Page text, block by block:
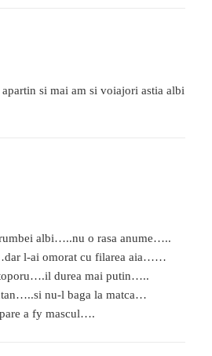
si mai am si voiajori astia albi
albi…..nu o rasa anume…..
l-ai omorat cu filarea aia……
durea mai putin…..
nu-l baga la matca…
a fy mascul….